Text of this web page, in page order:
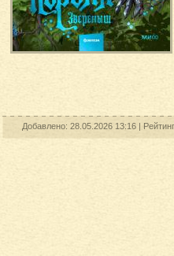
Добавлено: 28.05.2026 13:16 |